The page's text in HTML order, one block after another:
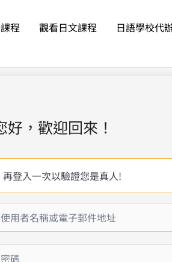
程 觀看日文課程 日語學校代
好，歡迎回來！
再登入一次以驗證您是真人!